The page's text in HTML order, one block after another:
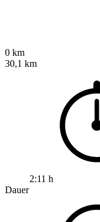
0 km
30,1 km
2:11 h
Dauer